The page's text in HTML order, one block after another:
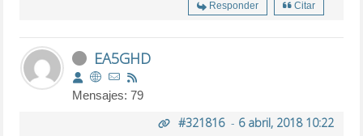
Responder Citar
EA5GHD
Mensajes: 79
#321816- 6 abril, 2018 10:22